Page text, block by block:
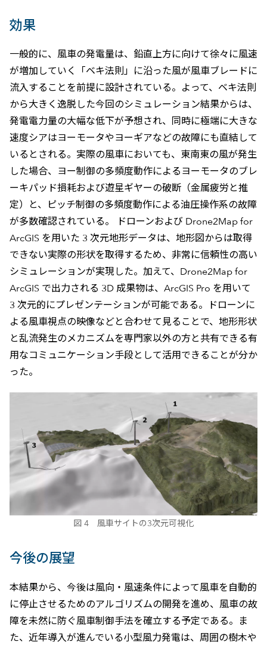
効果
一般的に、風車の発電量は、鉛直上方に向けて徐々に風速
が増加していく「ベキ法則」に沿った風が風車ブレードに
流入することを前提に設計されている。よって、ベキ法則
から大きく逸脱した今回のシミュレーション結果からは、
発電電力量の大幅な低下が予想され、同時に極端に大きな
速度シアはヨーモータやヨーギアなどの故障にも直結して
いるとされる。実際の風車においても、東南東の風が発生
した場合、ヨー制御の多頻度動作によるヨーモータのブレ
ーキパッド損耗および遊星ギヤーの破断（金属疲労と推
定）と、ピッチ制御の多頻度動作による油圧操作系の故障
が多数確認されている。 ドローンおよび Drone2Map for
ArcGIS を用いた 3 次元地形データは、地形図からは取得
できない実際の形状を取得するため、非常に信頼性の高い
シミュレーションが実現した。加えて、Drone2Map for
ArcGIS で出力される 3D 成果物は、ArcGIS Pro を用いて
3 次元的にプレゼンテーションが可能である。ドローンに
よる風車視点の映像などと合わせて見ることで、地形形状
と乱流発生のメカニズムを専門家以外の方と共有できる有
用なコミュニケーション手段として活用できることが分か
った。
図 4 風車サイトの3次元可視化
今後の展望
本結果から、今後は風向・風速条件によって風車を自動的
に停止させるためのアルゴリズムの開発を進め、風車の故
障を未然に防ぐ風車制御手法を確立する予定である。ま
た、近年導入が進んでいる小型風力発電は、周囲の樹木や